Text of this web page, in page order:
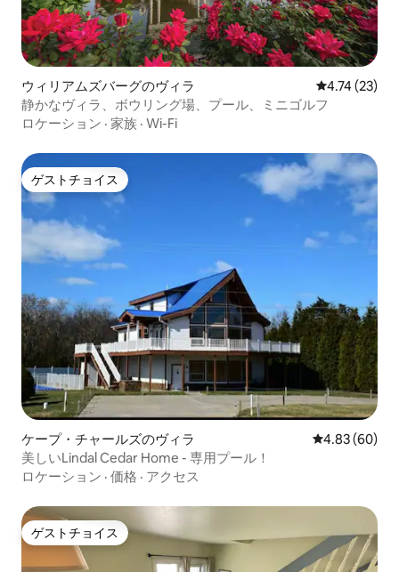
ウィリアムズバーグのヴィラ レビュー23
4.74 (23)
静かなヴィラ、ボウリング場、プール、ミニゴルフ
ロケーション · 家族 · Wi-Fi
ゲストチョイス
ゲストチョイス
ケープ・チャールズのヴィラ レビュー60
4.83 (60)
美しいLindal Cedar Home - 専用プール！
ロケーション · 価格 · アクセス
ゲストチョイス
ゲストチョイス